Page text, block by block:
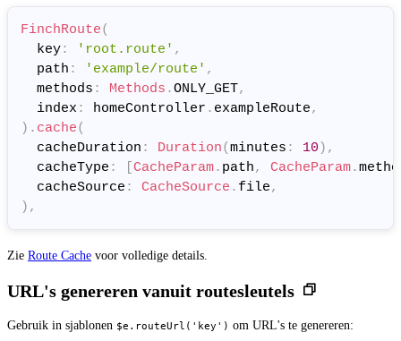
FinchRoute(
  key
: 'root.route' ,
  path
: 'example/route' ,
  methods
: Methods .ONLY_GET,
  index
: homeController . exampleRoute,
) . cache(
  cacheDuration
: Duration(minutes : 10 ) ,
  cacheType
: [CacheParam. path, CacheParam.
  cacheSource
: CacheSource . file,
) ,
Zie Route Cache voor volledige details.
URL's genereren vanuit routesleutels
Gebruik in sjablonen $e.routeUrl('key') om URL's te genereren: